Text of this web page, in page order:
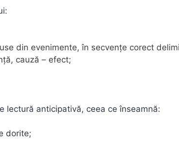
din evenimente, în secvenţe corect
cauză – efect;
lectură anticipativă, ceea ce înseamnă:
dorite;